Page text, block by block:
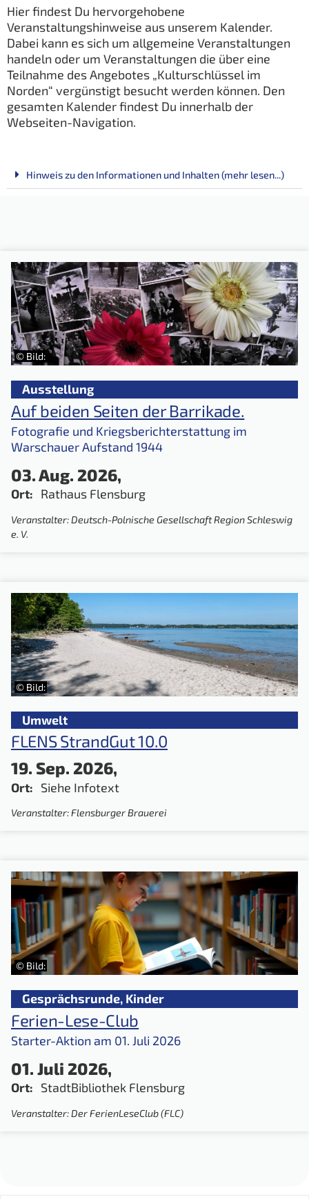
Hier findest Du hervorgehobene
Veranstaltungshinweise aus unserem Kalender.
Dabei kann es sich um allgemeine Veranstaltungen
handeln oder um Veranstaltungen die über eine
Teilnahme des Angebotes „Kulturschlüssel im
Norden“ vergünstigt besucht werden können. Den
gesamten Kalender findest Du innerhalb der
Webseiten-Navigation.
Hinweis zu den Informationen und Inhalten (mehr lesen...)
© Bild:
Ausstellung
Auf beiden Seiten der Barrikade.
Fotografie und Kriegsberichterstattung im
Warschauer Aufstand 1944
03. Aug. 2026,
Ort: Rathaus Flensburg
Veranstalter: Deutsch-Polnische Gesellschaft Region Schleswig
e. V.
© Bild:
Umwelt
FLENS StrandGut 10.0
19. Sep. 2026,
Ort: Siehe Infotext
Veranstalter: Flensburger Brauerei
© Bild:
Gesprächsrunde, Kinder
Ferien-Lese-Club
Starter-Aktion am 01. Juli 2026
01. Juli 2026,
Ort: StadtBibliothek Flensburg
Veranstalter: Der FerienLeseClub (FLC)